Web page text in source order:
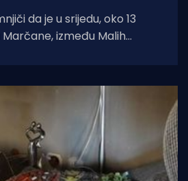
da je u srijedu, oko 13
između Malih